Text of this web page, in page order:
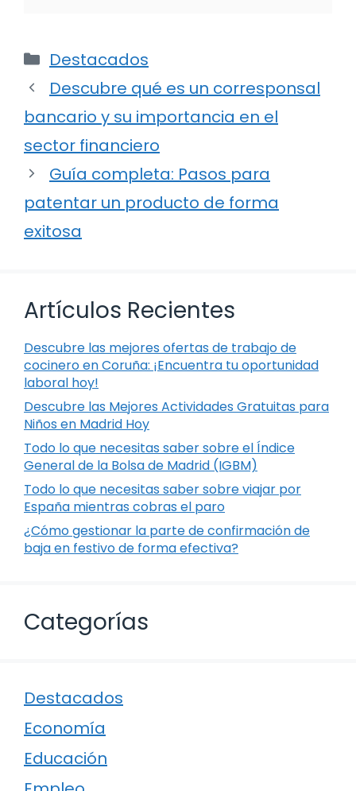
Categorías
Destacados
Descubre qué es un corresponsal
bancario y su importancia en el
sector financiero
Guía completa: Pasos para
patentar un producto de forma
exitosa
Artículos Recientes
Descubre las mejores ofertas de trabajo de
cocinero en Coruña: ¡Encuentra tu oportunidad
laboral hoy!
Descubre las Mejores Actividades Gratuitas para
Niños en Madrid Hoy
Todo lo que necesitas saber sobre el Índice
General de la Bolsa de Madrid (IGBM)
Todo lo que necesitas saber sobre viajar por
España mientras cobras el paro
¿Cómo gestionar la parte de confirmación de
baja en festivo de forma efectiva?
Categorías
Destacados
Economía
Educación